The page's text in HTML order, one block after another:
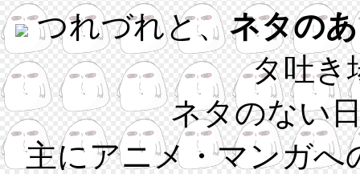
つれづれと、ネタの
タ吐き
ネタのない
主にアニメ・マンガへ